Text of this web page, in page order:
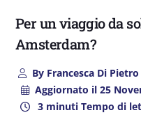
Per un viaggio da
Amsterdam?
ByFrancesca Di Pietro
Aggiornato il25
3 minuti Tempo di